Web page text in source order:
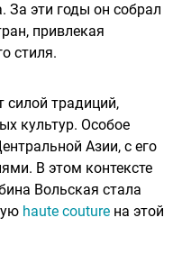
За эти годы он собрал
привлекая
стиля.
силой традиций,
культур. Особое
Азии, с его
В этом контексте
Вольская стала
haute couture на этой